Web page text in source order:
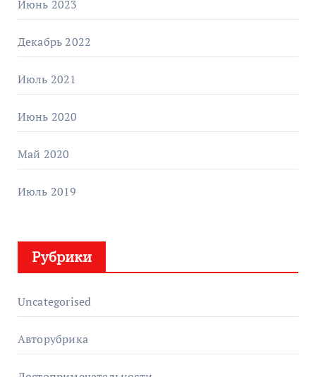
Июнь 2023
Декабрь 2022
Июль 2021
Июнь 2020
Май 2020
Июль 2019
Рубрики
Uncategorised
Авторубрика